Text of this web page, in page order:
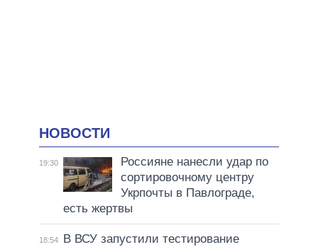
НОВОСТИ
19:30
Россияне нанесли удар по
сортировочному центру
Укрпочты в Павлограде,
есть жертвы
18:54
В ВСУ запустили тестирование